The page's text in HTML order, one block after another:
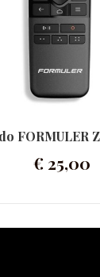
FORMULER Z
€ 25,00